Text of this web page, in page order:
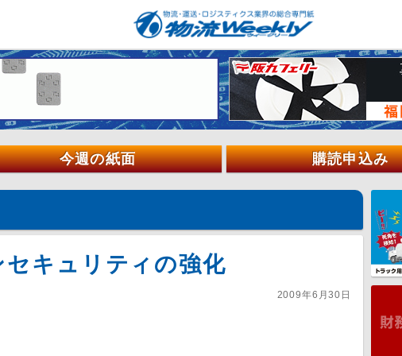
今週の紙面 購読申込み
キュリティの強化
2009年6月30日